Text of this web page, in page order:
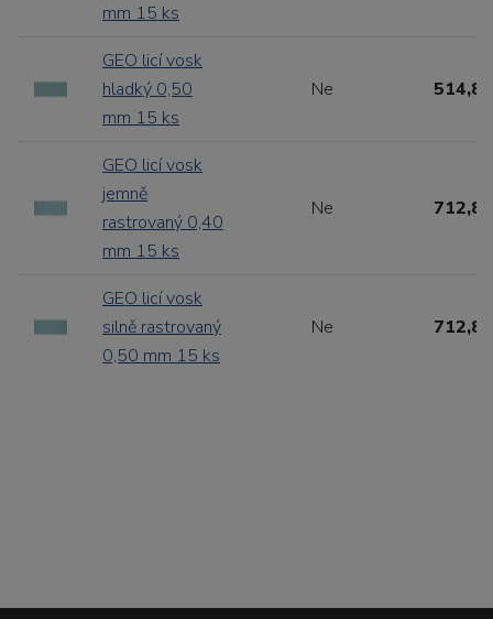
mm 15 ks
GEO licí vosk
hladký 0,50
mm 15 ks
Ne
GEO licí vosk
jemně
rastrovaný 0,40
mm 15 ks
Ne
GEO licí vosk
silně rastrovaný
0,50 mm 15 ks
Ne